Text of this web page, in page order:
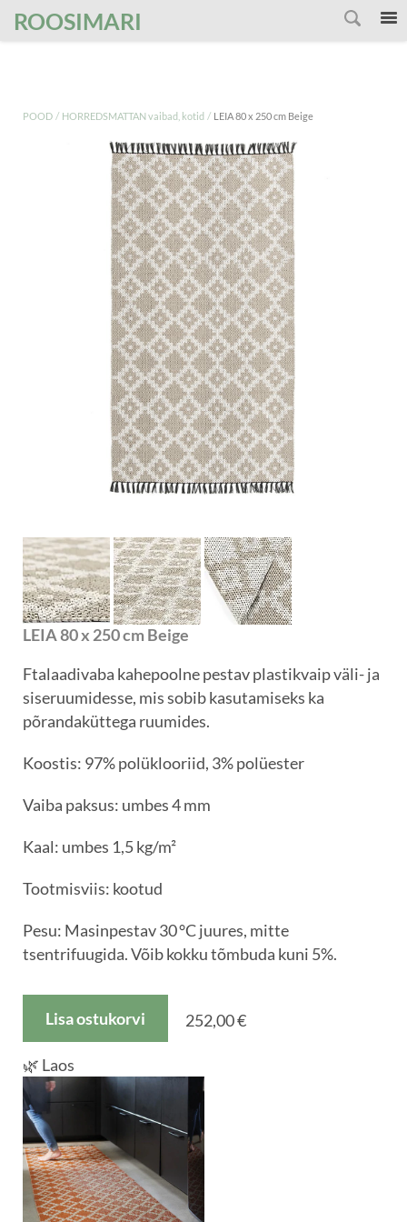
ROOSIMARI
POOD / HORREDSMATTAN vaibad, kotid / LEIA 80 x 250 cm Beige
LEIA 80 x 250 cm Beige
Ftalaadivaba kahepoolne pestav plastikvaip väli- ja
siseruumidesse, mis sobib kasutamiseks ka
põrandaküttega ruumides.
Koostis: 97% polüklooriid, 3% polüester
Vaiba paksus: umbes 4 mm
Kaal: umbes 1,5 kg/m²
Tootmisviis: kootud
Pesu: Masinpestav 30 °C juures, mitte
tsentrifuugida. Võib kokku tõmbuda kuni 5%.
Lisa ostukorvi 252,00 €
🌿 Laos